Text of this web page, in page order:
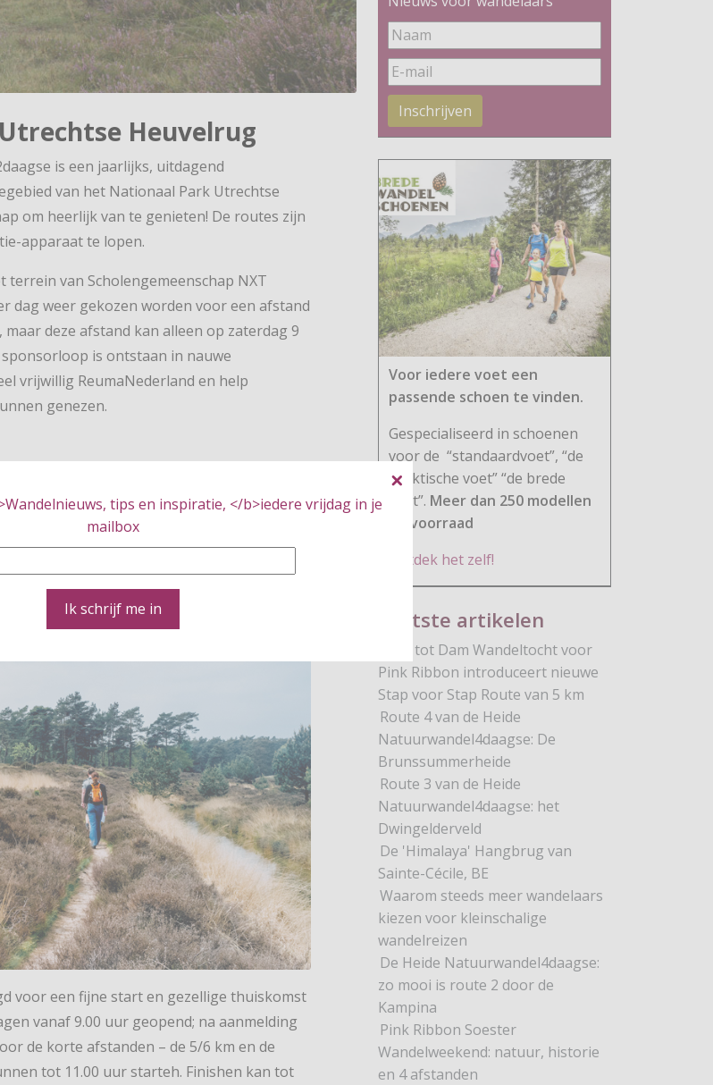
tips en inspiratie, </b>iedere vrijdag in je
mailbox
Ik schrijf me in
Heuvelrug
is een jaarlijks, uitdagend
van het Nationaal Park Utrechtse
om heerlijk van te genieten! De routes zijn
apparaat te lopen.
van Scholengemeenschap NXT
dag weer gekozen worden voor een afstand
deze afstand kan alleen op zaterdag 9
is ontstaan in nauwe
vrijwillig ReumaNederland en help
genezen.
je kiest. Eén dag meelopen of per dag een
gecombineerd met een
up) waar je naar eigen wens een
op je telefoon of navigatie-apparaat
je hebt ingeschreven.
voor een fijne start en gezellige thuiskomst
vanaf 9.00 uur geopend; na aanmelding
de korte afstanden – de 5/6 km en de
tot 11.00 uur starteh. Finishen kan tot
Inschrijven
Voor iedere voet een
passende schoen te vinden.
Gespecialiseerd in schoenen
voor de “standaardvoet”, “de
praktische voet” “de brede
voet”. Meer dan 250 modellen
op voorraad
Ontdek het zelf!
Laatste artikelen
Dam tot Dam Wandeltocht voor
Pink Ribbon introduceert nieuwe
Stap voor Stap Route van 5 km
Route 4 van de Heide
Natuurwandel4daagse: De
Brunssummerheide
Route 3 van de Heide
Natuurwandel4daagse: het
Dwingelderveld
De 'Himalaya' Hangbrug van
Sainte-Cécile, BE
Waarom steeds meer wandelaars
kiezen voor kleinschalige
wandelreizen
De Heide Natuurwandel4daagse:
zo mooi is route 2 door de
Kampina
Pink Ribbon Soester
Wandelweekend: natuur, historie
en 4 afstanden